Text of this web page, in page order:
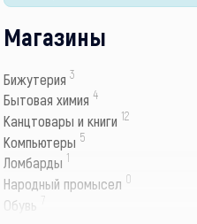
Магазины
Бижутерия 3
Бытовая химия 4
Канцтовары и книги 12
Компьютеры 5
Ломбарды 1
Народный промысел 0
Обувь 7